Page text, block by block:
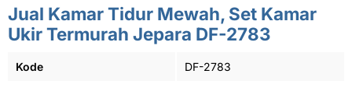
Jual Kamar Tidur Mewah, Set Kamar
Ukir Termurah Jepara DF-2783
Kode DF-2783